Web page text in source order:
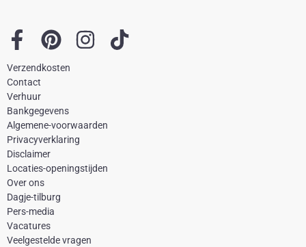
F
a
c
e
b
o
o
k
-
f
P
i
e
r
e
t
I
a
r
T
Verzendkosten
Contact
Verhuur
Bankgegevens
Algemene-voorwaarden
Privacyverklaring
Disclaimer
Locaties-openingstijden
Over ons
Dagje-tilburg
Pers-media
Vacatures
Veelgestelde vragen